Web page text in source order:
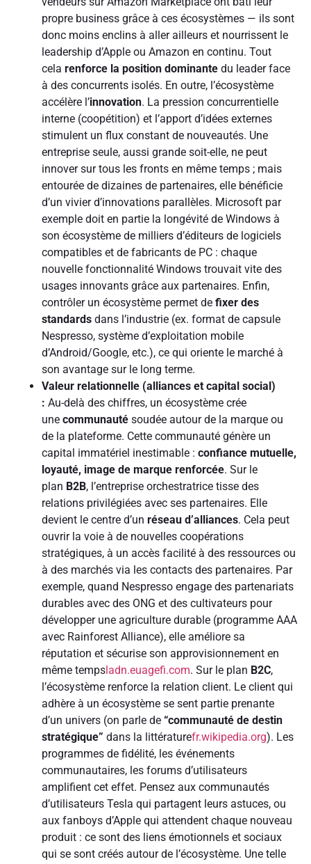
propre business grâce à ces écosystèmes — ils sont
donc moins enclins à aller ailleurs et nourrissent le
leadership d’Apple ou Amazon en continu. Tout
cela renforce la position dominante du leader face
à des concurrents isolés. En outre, l’écosystème
accélère l’innovation. La pression concurrentielle
interne (coopétition) et l’apport d’idées externes
stimulent un flux constant de nouveautés. Une
entreprise seule, aussi grande soit-elle, ne peut
innover sur tous les fronts en même temps ; mais
entourée de dizaines de partenaires, elle bénéficie
d’un vivier d’innovations parallèles. Microsoft par
exemple doit en partie la longévité de Windows à
son écosystème de milliers d’éditeurs de logiciels
compatibles et de fabricants de PC : chaque
nouvelle fonctionnalité Windows trouvait vite des
usages innovants grâce aux partenaires. Enfin,
contrôler un écosystème permet de fixer des
standards dans l’industrie (ex. format de capsule
Nespresso, système d’exploitation mobile
d’Android/Google, etc.), ce qui oriente le marché à
son avantage sur le long terme.
Valeur relationnelle (alliances et capital social)
: Au-delà des chiffres, un écosystème crée
une communauté soudée autour de la marque ou
de la plateforme. Cette communauté génère un
capital immatériel inestimable : confiance mutuelle,
loyauté, image de marque renforcée. Sur le
plan B2B, l’entreprise orchestratrice tisse des
relations privilégiées avec ses partenaires. Elle
devient le centre d’un réseau d’alliances. Cela peut
ouvrir la voie à de nouvelles coopérations
stratégiques, à un accès facilité à des ressources ou
à des marchés via les contacts des partenaires. Par
exemple, quand Nespresso engage des partenariats
durables avec des ONG et des cultivateurs pour
développer une agriculture durable (programme AAA
avec Rainforest Alliance), elle améliore sa
réputation et sécurise son approvisionnement en
même tempsladn.euagefi.com. Sur le plan B2C,
l’écosystème renforce la relation client. Le client qui
adhère à un écosystème se sent partie prenante
d’un univers (on parle de “communauté de destin
stratégique” dans la littératurefr.wikipedia.org). Les
programmes de fidélité, les événements
communautaires, les forums d’utilisateurs
amplifient cet effet. Pensez aux communautés
d’utilisateurs Tesla qui partagent leurs astuces, ou
aux fanboys d’Apple qui attendent chaque nouveau
produit : ce sont des liens émotionnels et sociaux
qui se sont créés autour de l’écosystème. Une telle